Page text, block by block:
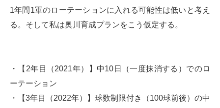
1年間1軍のローテーションに入れる可能性は低いと考え
る。そして私は奥川育成プランをこう仮定する。
・【2年目（2021年）】中10日（一度抹消する）でのロ
ーテーション
・【3年目（2022年）】球数制限付き（100球前後）の中